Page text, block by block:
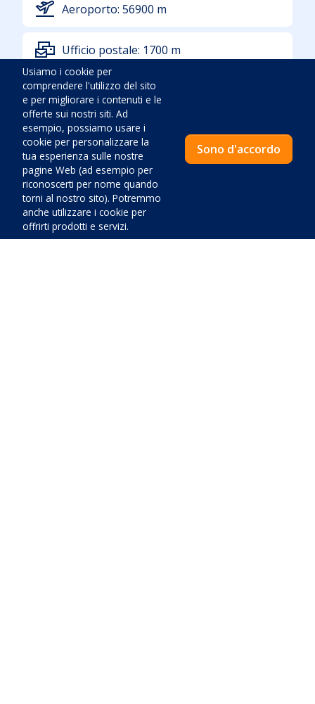
Aeroporto: 56900 m
Ufficio postale: 1700 m
Ristorante: 1100m
Discoteca:4100
Centro sportivo:1100
Mare:1500m
Usiamo i cookie per
comprendere l'utilizzo del sito
e per migliorare i contenuti e le
offerte sui nostri siti. Ad
esempio, possiamo usare i
cookie per personalizzare la
tua esperienza sulle nostre
pagine Web (ad esempio per
riconoscerti per nome quando
torni al nostro sito). Potremmo
anche utilizzare i cookie per
offrirti prodotti e servizi.
Sono d'accordo